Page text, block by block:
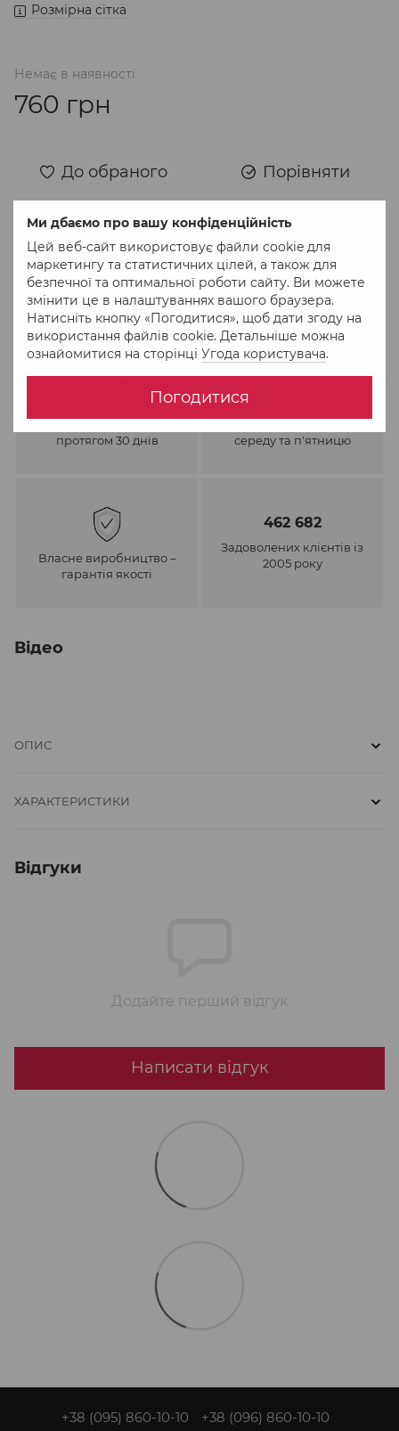
Ми дбаємо про вашу конфіденційність
Цей веб-сайт використовує файли cookie для
маркетингу та статистичних цілей, а також для
безпечної та оптимальної роботи сайту. Ви можете
змінити це в налаштуваннях вашого браузера.
Натисніть кнопку «Погодитися», щоб дати згоду на
використання файлів cookie. Детальніше можна
ознайомитися на сторінці Угода користувача.
Погодитися
Розмірна сітка
Немає в наявності
760 грн
До обраного Порівняти
протягом 30 днів
середу та п'ятницю
Власне виробництво –
гарантія якості
462 682
Задоволених клієнтів із
2005 року
Відео
ОПИС
ХАРАКТЕРИСТИКИ
Відгуки
Додайте перший відгук
Написати відгук
+38 (095) 860-10-10 +38 (096) 860-10-10